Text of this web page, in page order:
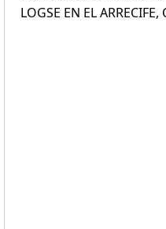
LOGSE EN EL ARRECIFE,